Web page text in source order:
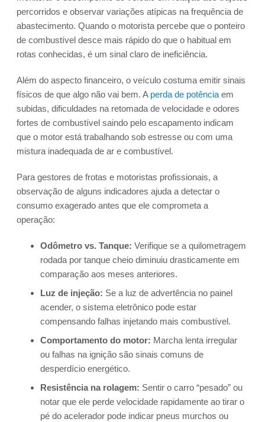
percorridos e observar variações atípicas na frequência de
abastecimento. Quando o motorista percebe que o ponteiro
de combustível desce mais rápido do que o habitual em
rotas conhecidas, é um sinal claro de ineficiência.
Além do aspecto financeiro, o veículo costuma emitir sinais
físicos de que algo não vai bem. A perda de potência em
subidas, dificuldades na retomada de velocidade e odores
fortes de combustível saindo pelo escapamento indicam
que o motor está trabalhando sob estresse ou com uma
mistura inadequada de ar e combustível.
Para gestores de frotas e motoristas profissionais, a
observação de alguns indicadores ajuda a detectar o
consumo exagerado antes que ele comprometa a
operação:
Odômetro vs. Tanque: Verifique se a quilometragem
rodada por tanque cheio diminuiu drasticamente em
comparação aos meses anteriores.
Luz de injeção: Se a luz de advertência no painel
acender, o sistema eletrônico pode estar
compensando falhas injetando mais combustível.
Comportamento do motor: Marcha lenta irregular
ou falhas na ignição são sinais comuns de
desperdício energético.
Resistência na rolagem: Sentir o carro “pesado” ou
notar que ele perde velocidade rapidamente ao tirar o
pé do acelerador pode indicar pneus murchos ou